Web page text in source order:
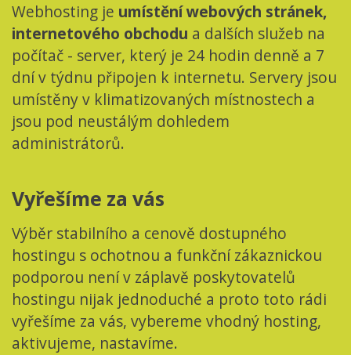
Webhosting je umístění webových stránek,
internetového obchodu a dalších služeb na
počítač - server, který je 24 hodin denně a 7
dní v týdnu připojen k internetu. Servery jsou
umístěny v klimatizovaných místnostech a
jsou pod neustálým dohledem
administrátorů.
Vyřešíme za vás
Výběr stabilního a cenově dostupného
hostingu s ochotnou a funkční zákaznickou
podporou není v záplavě poskytovatelů
hostingu nijak jednoduché a proto toto rádi
vyřešíme za vás, vybereme vhodný hosting,
aktivujeme, nastavíme.